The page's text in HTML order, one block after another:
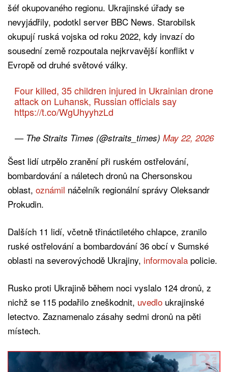
šéf okupovaného regionu. Ukrajinské úřady se
nevyjádřily, podotkl server BBC News. Starobilsk
okupují ruská vojska od roku 2022, kdy invazí do
sousední země rozpoutala nejkrvavější konflikt v
Evropě od druhé světové války.
Four killed, 35 children injured in Ukrainian drone
attack on Luhansk, Russian officials say
https://t.co/WgUhyyhzLd
— The Straits Times (@straits_times) May 22, 2026
Šest lidí utrpělo zranění při ruském ostřelování,
bombardování a náletech dronů na Chersonskou
oblast, oznámil náčelník regionální správy Oleksandr
Prokudin.
Dalších 11 lidí, včetně třináctiletého chlapce, zranilo
ruské ostřelování a bombardování 36 obcí v Sumské
oblasti na severovýchodě Ukrajiny, informovala policie.
Rusko proti Ukrajině během noci vyslalo 124 dronů, z
nichž se 115 podařilo zneškodnit, uvedlo ukrajinské
letectvo. Zaznamenalo zásahy sedmi dronů na pěti
místech.